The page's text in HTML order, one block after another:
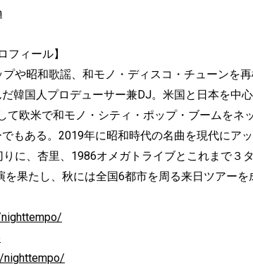
フィール】
や昭和歌謡、和モノ・ディスコ・チューンを
韓国人プロデューサー兼DJ。米国と日本を中
欧米で和モノ・シティ・ポップ・ブームをネ
もある。2019年に昭和時代の名曲を現代にア
に、杏里、1986オメガトライブとこれまで３
果たし、秋には全国6都市を周る来日ツアーを
nighttempo/